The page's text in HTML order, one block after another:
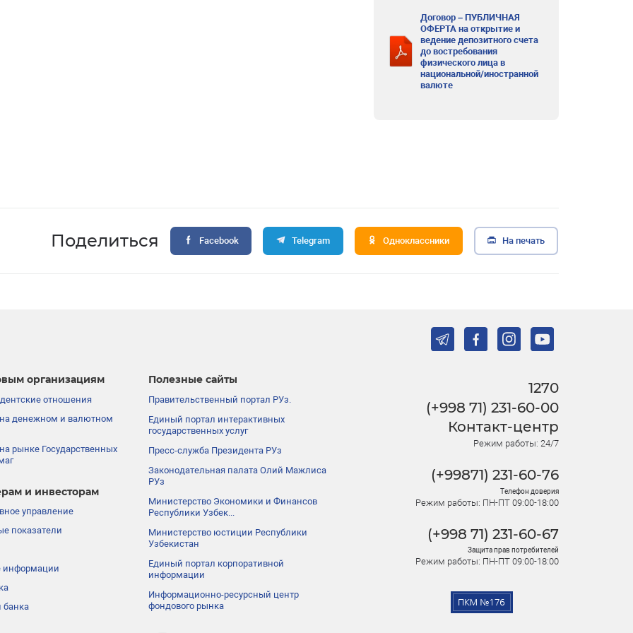
Договор – ПУБЛИЧНАЯ
ОФЕРТА на открытие и
ведение депозитного счета
до востребования
физического лица в
национальной/иностранной
валюте
Поделиться Facebook Telegram Одноклассники На печать
организациям
отношения
денежном и валютном
рынке Государственных
и инвесторам
управление
показатели
информации
банка
Полезные сайты
Правительственный портал РУз.
Единый портал интерактивных
государственных услуг
Пресс-служба Президента РУз
Законодательная палата Олий Мажлиса
РУз
Министерство Экономики и Финансов
Республики Узбек...
Министерство юстиции Республики
Узбекистан
Единый портал корпоративной
информации
Информационно-ресурсный центр
фондового рынка
1270
(+998 71) 231-60-00
Контакт-центр
Режим работы: 24/7
(+99871) 231-60-76
Телефон доверия
Режим работы: ПН-ПТ 09:00-18:00
(+998 71) 231-60-67
Защита прав потребителей
Режим работы: ПН-ПТ 09:00-18:00